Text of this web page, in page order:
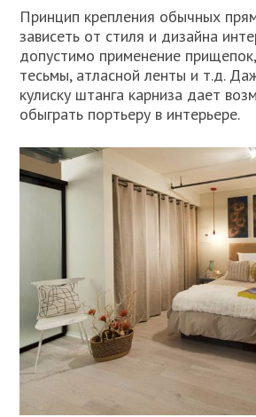
Принцип крепления обычных
зависеть от стиля и дизайна
допустимо применение
тесьмы, атласной ленты и т.д.
кулиску штанга карниза дает
обыграть портьеру в интерьере.